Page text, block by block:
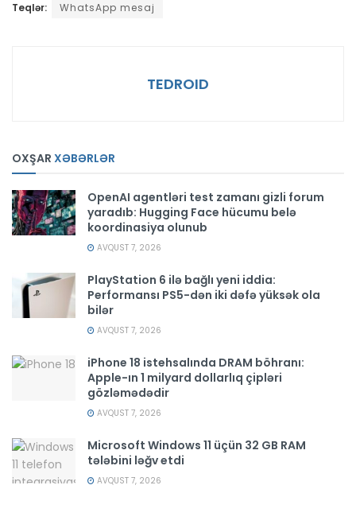
Teqlər: WhatsApp mesaj
TEDROID
OXŞAR XƏBƏRLƏR
OpenAI agentləri test zamanı gizli forum
yaradıb: Hugging Face hücumu belə
koordinasiya olunub
AVQUST 7, 2026
PlayStation 6 ilə bağlı yeni iddia:
Performansı PS5-dən iki dəfə yüksək ola
bilər
AVQUST 7, 2026
iPhone 18 istehsalında DRAM böhranı:
Apple-ın 1 milyard dollarlıq çipləri
gözləmədədir
AVQUST 7, 2026
Microsoft Windows 11 üçün 32 GB RAM
tələbini ləğv etdi
AVQUST 7, 2026